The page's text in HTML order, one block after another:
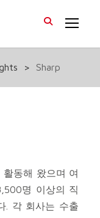
> Sharp
활동해 왔으며 여
명 이상의 직
. 각 회사는 수출